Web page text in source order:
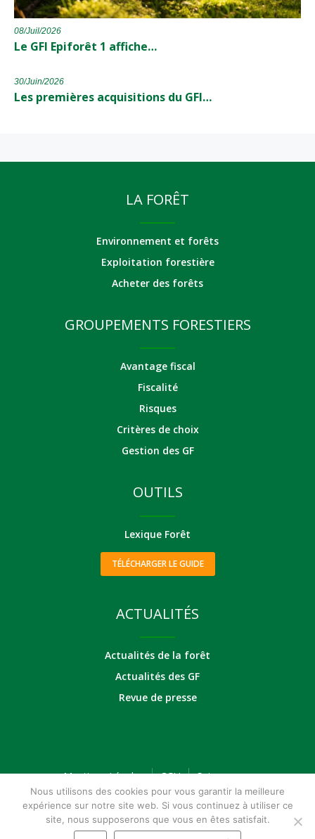
08/Juil/2026
Le GFI Epiforêt 1 affiche…
30/Juin/2026
Les premières acquisitions du GFI…
LA FORÊT
Environnement et forêts
Exploitation forestière
Acheter des forêts
GROUPEMENTS FORESTIERS
Avantage fiscal
Fiscalité
Risques
Critères de choix
Gestion des GF
OUTILS
Lexique Forêt
TÉLÉCHARGER LE GUIDE
ACTUALITÉS
Actualités de la forêt
Actualités des GF
Revue de presse
Mentions Légales CGU Suivez-nous
Nous utilisons des cookies pour vous garantir la meilleure
expérience sur notre site web. Si vous continuez à utiliser ce
site, nous supposerons que vous en êtes satisfait.